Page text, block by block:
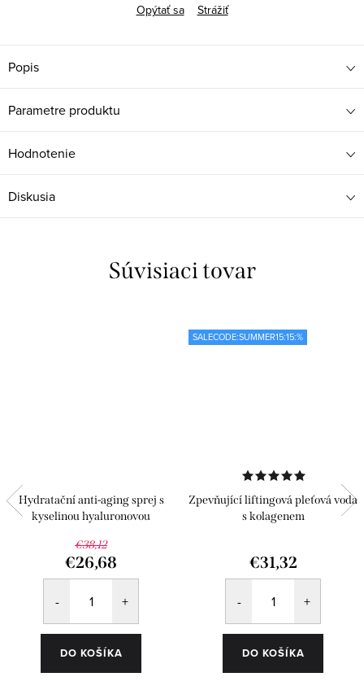
Opýtať sa
Strážiť
Popis
Parametre produktu
Hodnotenie
Diskusia
Súvisiaci tovar
Hydratační anti-aging sprej s
kyselinou hyaluronovou
€38,12
€26,68
DO KOŠÍKA
SALECODE:SUMMER15:15:%
Zpevňující liftingová pleťová voda
s kolagenem
€31,32
DO KOŠÍKA